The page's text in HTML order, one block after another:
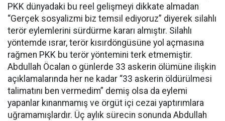
PKK dünyadaki bu reel gelişmeyi dikkate almadan
“Gerçek sosyalizmi biz temsil ediyoruz” diyerek silahlı
terör eylemlerini sürdürme kararı almıştır. Silahlı
yöntemde ısrar, terör kısırdöngüsüne yol açmasına
rağmen PKK bu terör yöntemini terk etmemiştir.
Abdullah Öcalan o günlerde 33 askerin ölümüne ilişkin
açıklamalarında her ne kadar “33 askerin öldürülmesi
talimatını ben vermedim” demiş olsa da eylemi
yapanlar kınanmamış ve örgüt içi cezai yaptırımlara
uğramamışlardır. Üç aylık sürecin sonunda Abdullah